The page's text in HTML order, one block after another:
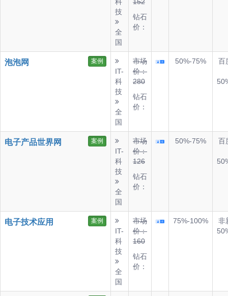
技
全
国
钻石
价：
泡泡网 案例
IT-
科
技
全
国
市场
价：
280
钻石
价：
50%-75% 百
电子产品世界网 案例
IT-
科
技
全
国
市场
价：
126
钻石
价：
50%-75% 百
电子技术应用 案例
IT-
科
技
全
国
市场
价：
160
钻石
价：
75%-100%
非